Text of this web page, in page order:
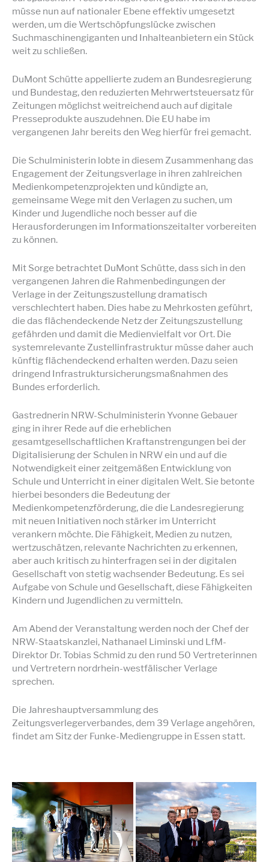
müsse nun auf nationaler Ebene effektiv umgesetzt
werden, um die Wertschöpfungslücke zwischen
Suchmaschinengiganten und Inhalteanbietern ein Stück
weit zu schließen.
DuMont Schütte appellierte zudem an Bundesregierung
und Bundestag, den reduzierten Mehrwertsteuersatz für
Zeitungen möglichst weitreichend auch auf digitale
Presseprodukte auszudehnen. Die EU habe im
vergangenen Jahr bereits den Weg hierfür frei gemacht.
Die Schulministerin lobte in diesem Zusammenhang das
Engagement der Zeitungsverlage in ihren zahlreichen
Medienkompetenzprojekten und kündigte an,
gemeinsame Wege mit den Verlagen zu suchen, um
Kinder und Jugendliche noch besser auf die
Herausforderungen im Informationszeitalter vorbereiten
zu können.
Mit Sorge betrachtet DuMont Schütte, dass sich in den
vergangenen Jahren die Rahmenbedingungen der
Verlage in der Zeitungszustellung dramatisch
verschlechtert haben. Dies habe zu Mehrkosten geführt,
die das flächendeckende Netz der Zeitungszustellung
gefährden und damit die Medienvielfalt vor Ort. Die
systemrelevante Zustellinfrastruktur müsse daher auch
künftig flächendeckend erhalten werden. Dazu seien
dringend Infrastruktursicherungsmaßnahmen des
Bundes erforderlich.
Gastrednerin NRW-Schulministerin Yvonne Gebauer
ging in ihrer Rede auf die erheblichen
gesamtgesellschaftlichen Kraftanstrengungen bei der
Digitalisierung der Schulen in NRW ein und auf die
Notwendigkeit einer zeitgemäßen Entwicklung von
Schule und Unterricht in einer digitalen Welt. Sie betonte
hierbei besonders die Bedeutung der
Medienkompetenzförderung, die die Landesregierung
mit neuen Initiativen noch stärker im Unterricht
verankern möchte. Die Fähigkeit, Medien zu nutzen,
wertzuschätzen, relevante Nachrichten zu erkennen,
aber auch kritisch zu hinterfragen sei in der digitalen
Gesellschaft von stetig wachsender Bedeutung. Es sei
Aufgabe von Schule und Gesellschaft, diese Fähigkeiten
Kindern und Jugendlichen zu vermitteln.
Am Abend der Veranstaltung werden noch der Chef der
NRW-Staatskanzlei, Nathanael Liminski und LfM-
Direktor Dr. Tobias Schmid zu den rund 50 Vertreterinnen
und Vertretern nordrhein-westfälischer Verlage
sprechen.
Die Jahreshauptversammlung des
Zeitungsverlegerverbandes, dem 39 Verlage angehören,
findet am Sitz der Funke-Mediengruppe in Essen statt.